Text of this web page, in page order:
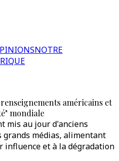
NOTRE
américains et
mondiale
mis au jour d'anciens
grands médias, alimentant
influence et à la dégradation